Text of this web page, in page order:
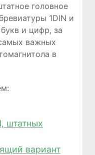
головное
1DIN и
и цифр, за
важных
в
штатных
вариант